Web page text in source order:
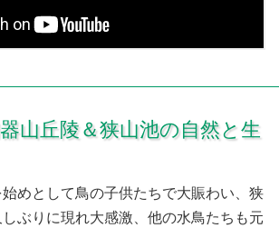
山丘陵＆狭山池の自然と生
めとして鳥の子供たちで大賑わい、狭
ぶりに現れ大感激、他の水鳥たちも元